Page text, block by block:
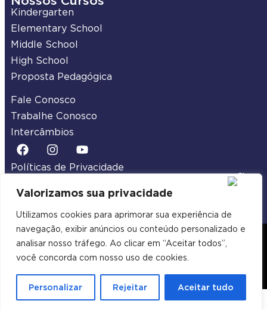
Valorizamos sua privacidade
Utilizamos cookies para aprimorar sua experiência de
navegação, exibir anúncios ou conteúdo personalizado e
analisar nosso tráfego. Ao clicar em “Aceitar todos”,
você concorda com nosso uso de cookies.
Personalizar Rejeitar Aceitar tudo
Kindergarten
Elementary School
Middle School
High School
Proposta Pedagógica
Fale Conosco
Trabalhe Conosco
Intercâmbios
Políticas de Privacidade
2026 Legacy School | Todos os Direitos
Reservados